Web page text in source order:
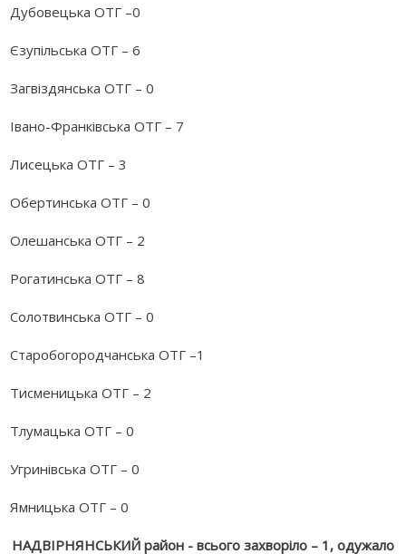
Дубовецька ОТГ –0
Єзупільська ОТГ – 6
Загвіздянська ОТГ – 0
Івано-Франківська ОТГ – 7
Лисецька ОТГ – 3
Обертинська ОТГ – 0
Олешанська ОТГ – 2
Рогатинська ОТГ – 8
Солотвинська ОТГ – 0
Старобогородчанська ОТГ –1
Тисменицька ОТГ – 2
Тлумацька ОТГ – 0
Угринівська ОТГ – 0
Ямницька ОТГ – 0
НАДВІРНЯНСЬКИЙ район - всього захворіло – 1, одужало